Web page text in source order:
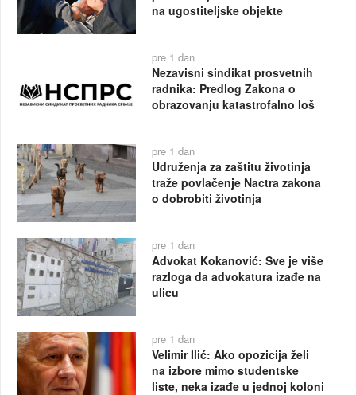
na ugostiteljske objekte
pre 1 dan
Nezavisni sindikat prosvetnih
radnika: Predlog Zakona o
obrazovanju katastrofalno loš
pre 1 dan
Udruženja za zaštitu životinja
traže povlačenje Nactra zakona
o dobrobiti životinja
pre 1 dan
Advokat Kokanović: Sve je više
razloga da advokatura izađe na
ulicu
pre 1 dan
Velimir Ilić: Ako opozicija želi
na izbore mimo studentske
liste, neka izađe u jednoj koloni